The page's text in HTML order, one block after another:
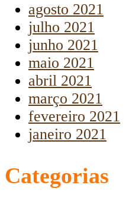
agosto 2021
julho 2021
junho 2021
maio 2021
abril 2021
março 2021
fevereiro 2021
janeiro 2021
Categorias